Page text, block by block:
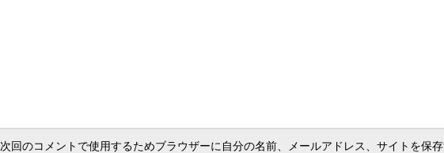
次回のコメントで使用するためブラウザーに自分の名前、メールアドレス、サイトを保